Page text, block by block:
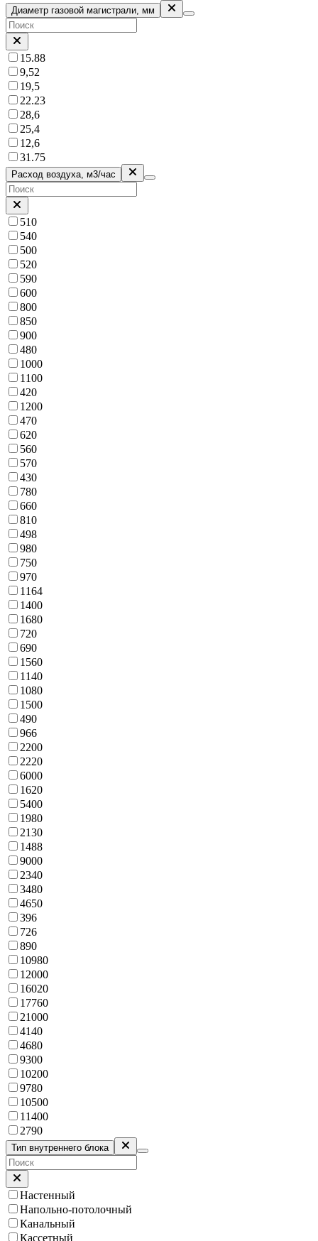
Диаметр газовой магистрали, мм
15.88
9,52
19,5
22.23
28,6
25,4
12,6
31.75
Расход воздуха, м3/час
510
540
500
520
590
600
800
850
900
480
1000
1100
420
1200
470
620
560
570
430
780
660
810
498
980
750
970
1164
1400
1680
720
690
1560
1140
1080
1500
490
966
2200
2220
6000
1620
5400
1980
2130
1488
9000
2340
3480
4650
396
726
890
10980
12000
16020
17760
21000
4140
4680
9300
10200
9780
10500
11400
2790
Тип внутреннего блока
Настенный
Напольно-потолочный
Канальный
Кассетный